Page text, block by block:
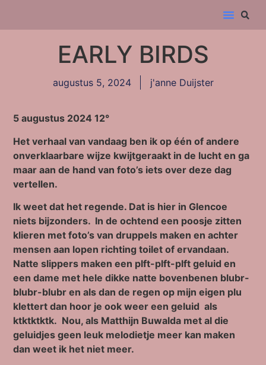
EARLY BIRDS
augustus 5, 2024 j'anne Duijster
5 augustus 2024 12°
Het verhaal van vandaag ben ik op één of andere
onverklaarbare wijze kwijtgeraakt in de lucht en ga
maar aan de hand van foto’s iets over deze dag
vertellen.
Ik weet dat het regende. Dat is hier in Glencoe
niets bijzonders. In de ochtend een poosje zitten
klieren met foto’s van druppels maken en achter
mensen aan lopen richting toilet of ervandaan.
Natte slippers maken een plft-plft-plft geluid en
een dame met hele dikke natte bovenbenen blubr-
blubr-blubr en als dan de regen op mijn eigen plu
klettert dan hoor je ook weer een geluid als
ktktktktk. Nou, als Matthijn Buwalda met al die
geluidjes geen leuk melodietje meer kan maken
dan weet ik het niet meer.